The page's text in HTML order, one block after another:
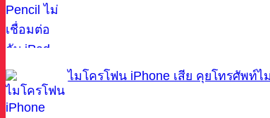
ไมโครโฟน iPhone เสีย คุยโทรศัพท์ไ